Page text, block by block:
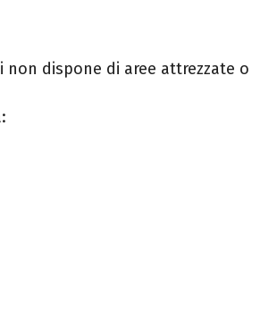
non dispone di aree attrezzate o